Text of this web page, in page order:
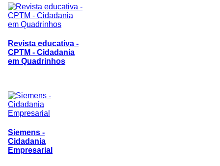
Revista educativa -
CPTM - Cidadania
em Quadrinhos
Siemens -
Cidadania
Empresarial